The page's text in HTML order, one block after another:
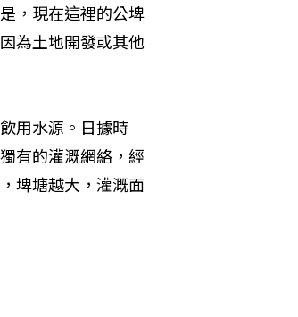
，現在這裡的公埤
為土地開發或其他
用水源。日據時
有的灌溉網絡，經
埤塘越大，灌溉面